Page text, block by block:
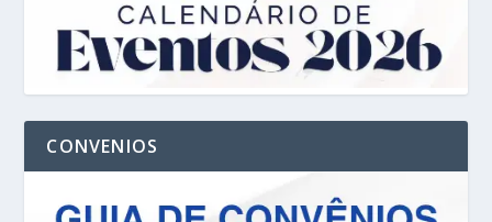
CONVENIOS